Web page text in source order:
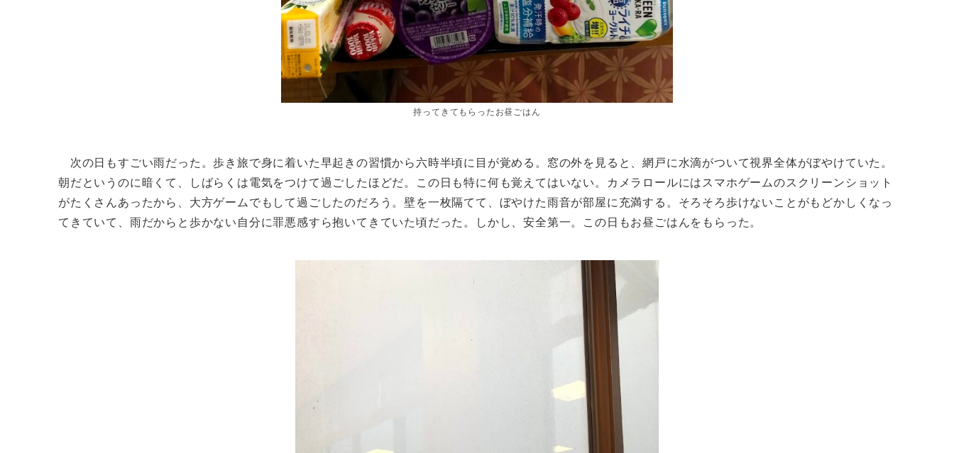
持ってきてもらったお昼ごはん
次の日もすごい雨だった。歩き旅で身に着いた早起きの習慣から六時半頃に目が覚める。窓の外を見ると、網戸に水滴がついて視界全体がぼやけていた。
朝だというのに暗くて、しばらくは電気をつけて過ごしたほどだ。この日も特に何も覚えてはいない。カメラロールにはスマホゲームのスクリーンショット
がたくさんあったから、大方ゲームでもして過ごしたのだろう。壁を一枚隔てて、ぼやけた雨音が部屋に充満する。そろそろ歩けないことがもどかしくなっ
てきていて、雨だからと歩かない自分に罪悪感すら抱いてきていた頃だった。しかし、安全第一。この日もお昼ごはんをもらった。